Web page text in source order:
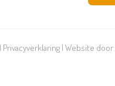
| Privacyverklaring | Website door: